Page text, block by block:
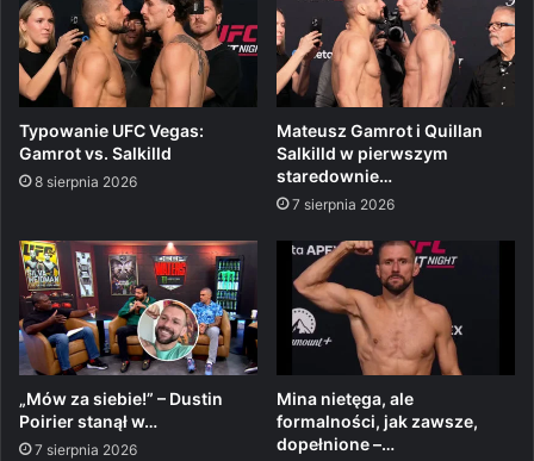
Typowanie UFC Vegas:
Gamrot vs. Salkilld
8 sierpnia 2026
Mateusz Gamrot i Quillan
Salkilld w pierwszym
staredownie…
7 sierpnia 2026
„Mów za siebie!” – Dustin
Poirier stanął w…
7 sierpnia 2026
Mina nietęga, ale
formalności, jak zawsze,
dopełnione –…